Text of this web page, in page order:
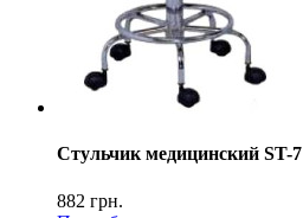
Стульчик медицинский ST-7
882 грн.